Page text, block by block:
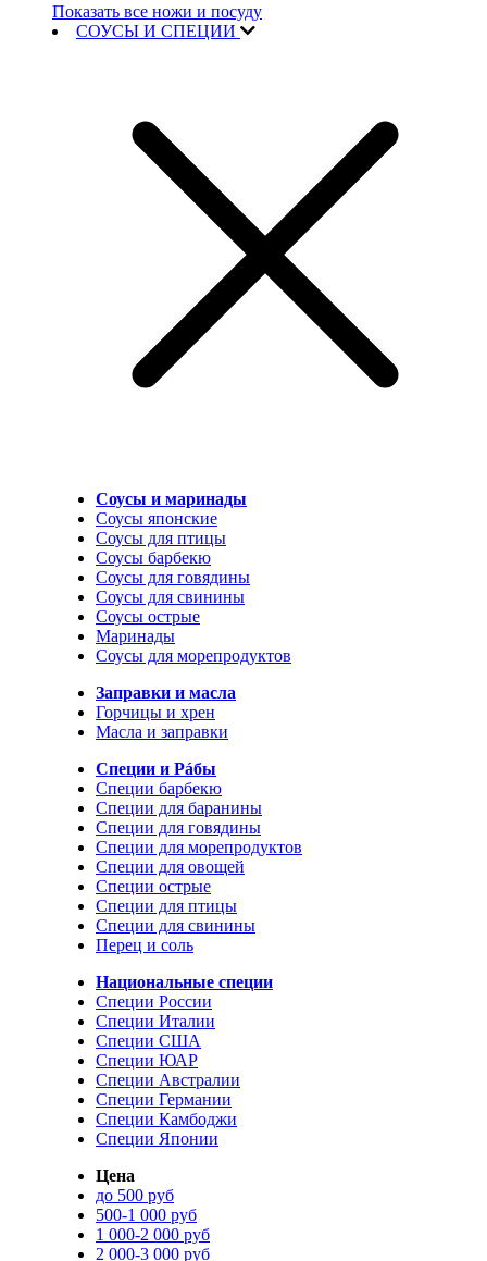
Показать все ножи и посуду
СОУСЫ И СПЕЦИИ
Соусы и маринады
Соусы японские
Соусы для птицы
Соусы барбекю
Соусы для говядины
Соусы для свинины
Соусы острые
Маринады
Соусы для морепродуктов
Заправки и масла
Горчицы и хрен
Масла и заправки
Специи и Рáбы
Специи барбекю
Специи для баранины
Специи для говядины
Специи для морепродуктов
Специи для овощей
Специи острые
Специи для птицы
Специи для свинины
Перец и соль
Национальные специи
Специи России
Специи Италии
Специи США
Специи ЮАР
Специи Австралии
Специи Германии
Специи Камбоджи
Специи Японии
Цена
до 500 руб
500-1 000 руб
1 000-2 000 руб
2 000-3 000 руб